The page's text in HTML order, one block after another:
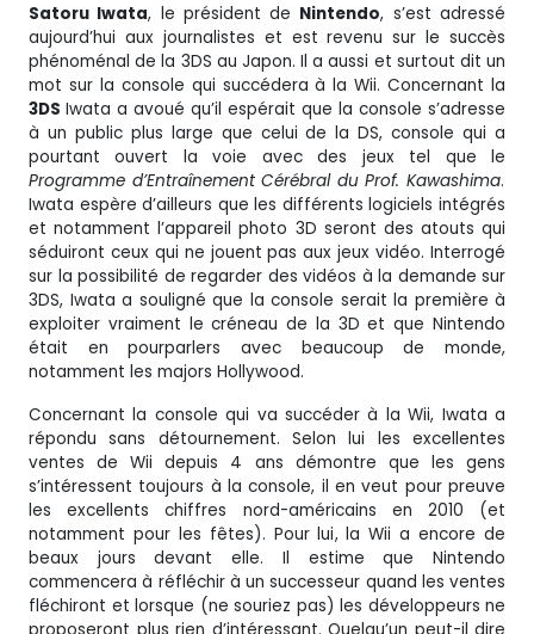
Satoru Iwata, le président de Nintendo, s’est adressé
aujourd’hui aux journalistes et est revenu sur le succès
phénoménal de la 3DS au Japon. Il a aussi et surtout dit un
mot sur la console qui succédera à la Wii. Concernant la
3DS Iwata a avoué qu’il espérait que la console s’adresse
à un public plus large que celui de la DS, console qui a
pourtant ouvert la voie avec des jeux tel que le
Programme d’Entraînement Cérébral du Prof. Kawashima.
Iwata espère d’ailleurs que les différents logiciels intégrés
et notamment l’appareil photo 3D seront des atouts qui
séduiront ceux qui ne jouent pas aux jeux vidéo. Interrogé
sur la possibilité de regarder des vidéos à la demande sur
3DS, Iwata a souligné que la console serait la première à
exploiter vraiment le créneau de la 3D et que Nintendo
était en pourparlers avec beaucoup de monde,
notamment les majors Hollywood.
Concernant la console qui va succéder à la Wii, Iwata a
répondu sans détournement. Selon lui les excellentes
ventes de Wii depuis 4 ans démontre que les gens
s’intéressent toujours à la console, il en veut pour preuve
les excellents chiffres nord-américains en 2010 (et
notamment pour les fêtes). Pour lui, la Wii a encore de
beaux jours devant elle. Il estime que Nintendo
commencera à réfléchir à un successeur quand les ventes
fléchiront et lorsque (ne souriez pas) les développeurs ne
proposeront plus rien d’intéressant. Quelqu’un peut-il dire